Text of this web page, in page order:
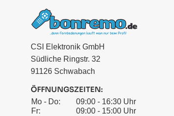
CSI Elektronik GmbH
Südliche Ringstr. 32
91126 Schwabach
ÖFFNUNGSZEITEN:
Mo - Do:
09:00 - 16:30 Uhr
Fr:
09:00 - 15:00 Uhr